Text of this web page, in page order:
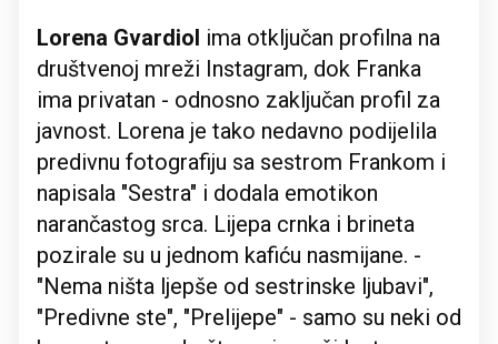
Lorena Gvardiol ima otključan profilna na
društvenoj mreži Instagram, dok Franka
ima privatan - odnosno zaključan profil za
javnost. Lorena je tako nedavno podijelila
predivnu fotografiju sa sestrom Frankom i
napisala "Sestra" i dodala emotikon
narančastog srca. Lijepa crnka i brineta
pozirale su u jednom kafiću nasmijane. -
"Nema ništa ljepše od sestrinske ljubavi",
"Predivne ste", "Prelijepe" - samo su neki od